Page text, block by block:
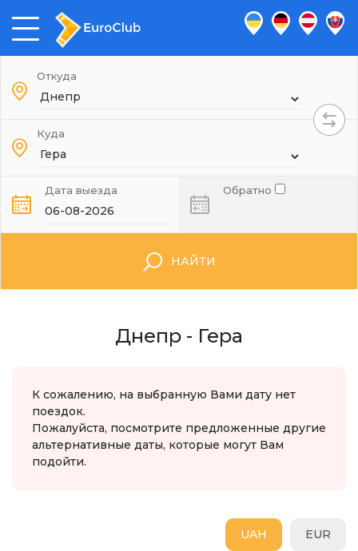
Откуда
Куда
Дата выезда Обратно
НАЙТИ
Днепр - Гера
К сожалению, на выбранную Вами дату нет
поездок.
Пожалуйста, посмотрите предложенные другие
альтернативные даты, которые могут Вам
подойти.
EUR
UAH